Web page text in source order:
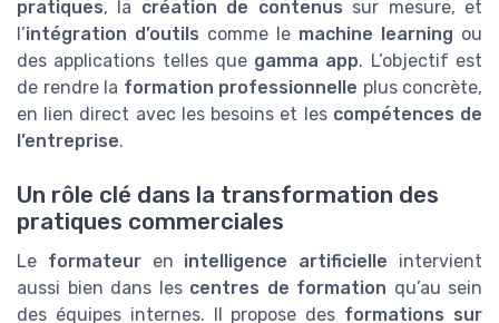
pratiques, la création de contenus sur mesure, et
l’intégration d’outils comme le machine learning ou
des applications telles que gamma app. L’objectif est
de rendre la formation professionnelle plus concrète,
en lien direct avec les besoins et les compétences de
l’entreprise.
Un rôle clé dans la transformation des
pratiques commerciales
Le formateuren intelligence artificielle intervient
aussi bien dans les centres de formation qu’au sein
des équipes internes. Il propose des formations sur